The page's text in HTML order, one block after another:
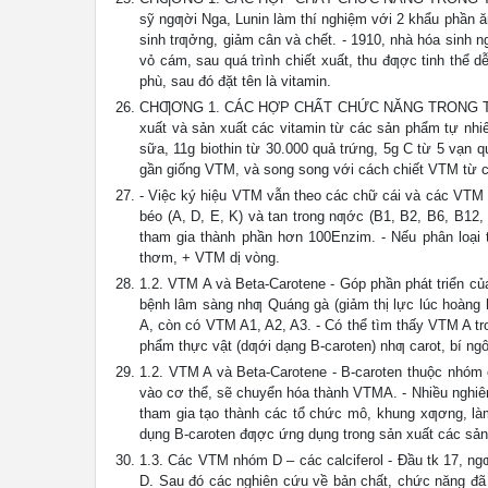
sỹ ngƣời Nga, Lunin làm thí nghiệm với 2 khẩu phần
sinh trƣởng, giảm cân và chết. - 1910, nhà hóa sinh
vỏ cám, sau quá trình chiết xuất, thu đƣợc tinh thể
phù, sau đó đặt tên là vitamin.
CHƢƠNG 1. CÁC HỢP CHẤT CHỨC NĂNG
xuất và sản xuất các vitamin từ các sản phẩm tự
sữa, 11g biothin từ 30.000 quả trứng, 5g C từ 5 vạn
gần giống VTM, và song song với cách chiết VTM từ
- Việc ký hiệu VTM vẫn theo các chữ cái và các
béo (A, D, E, K) và tan trong nƣớc (B1, B2, B6,
tham gia thành phần hơn 100Enzim. - Nếu phân
thơm, + VTM dị vòng.
1.2. VTM A và Beta-Carotene - Góp phần phát triển
bệnh lâm sàng nhƣ Quáng gà (giảm thị lực lúc
A, còn có VTM A1, A2, A3. - Có thể tìm thấy VTM A
phẩm thực vật (dƣới dạng B-caroten) nhƣ carot, bí
1.2. VTM A và Beta-Carotene - B-caroten thuộc
vào cơ thể, sẽ chuyển hóa thành VTMA. - Nhiều
tham gia tạo thành các tổ chức mô, khung xƣơng,
dụng B-caroten đƣợc ứng dụng trong sản xuất các
1.3. Các VTM nhóm D – các calciferol - Đầu tk 17,
D. Sau đó các nghiên cứu về bản chất, chức năng